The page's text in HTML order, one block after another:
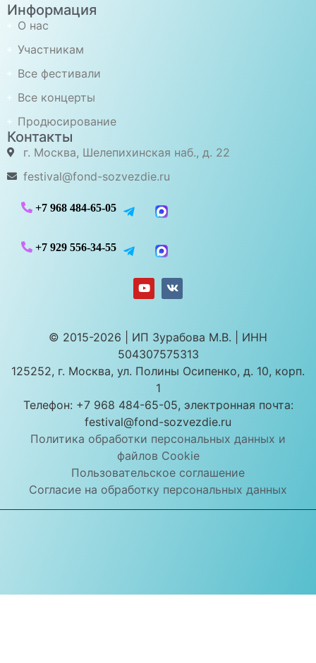
Информация
О нас
Участникам
Все фестивали
Все концерты
Продюсирование
Контакты
г. Москва, Шелепихинская наб., д. 22
festival@fond-sozvezdie.ru
+7 968 484-65-05
+7 929 556-34-55
© 2015-2026 | ИП Зурабова М.В. | ИНН
504307575313
125252, г. Москва, ул. Полины Осипенко, д. 10, корп.
1
Телефон: +7 968 484-65-05, электронная почта:
festival@fond-sozvezdie.ru
Политика обработки персональных данных и
файлов Cookie
Пользовательское соглашение
Согласие на обработку персональных данных